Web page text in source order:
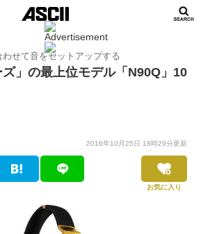
せて音をセットアップする
」の最上位モデル「N90Q」10
2016年10月25日 18時29分更新
お気に入り